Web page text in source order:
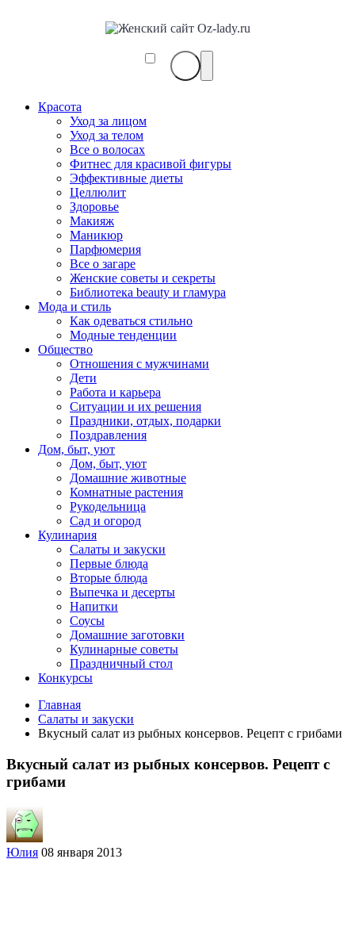
Красота
Уход за лицом
Уход за телом
Все о волосах
Фитнес для красивой фигуры
Эффективные диеты
Целлюлит
Здоровье
Макияж
Маникюр
Парфюмерия
Все о загаре
Женские советы и секреты
Библиотека beauty и гламура
Мода и стиль
Как одеваться стильно
Модные тенденции
Общество
Отношения с мужчинами
Дети
Работа и карьера
Ситуации и их решения
Праздники, отдых, подарки
Поздравления
Дом, быт, уют
Дом, быт, уют
Домашние животные
Комнатные растения
Рукодельница
Сад и огород
Кулинария
Салаты и закуски
Первые блюда
Вторые блюда
Выпечка и десерты
Напитки
Соусы
Домашние заготовки
Кулинарные советы
Праздничный стол
Конкурсы
Главная
Салаты и закуски
Вкусный салат из рыбных консервов. Рецепт с грибами
Вкусный салат из рыбных консервов. Рецепт с
грибами
Юлия 08 января 2013